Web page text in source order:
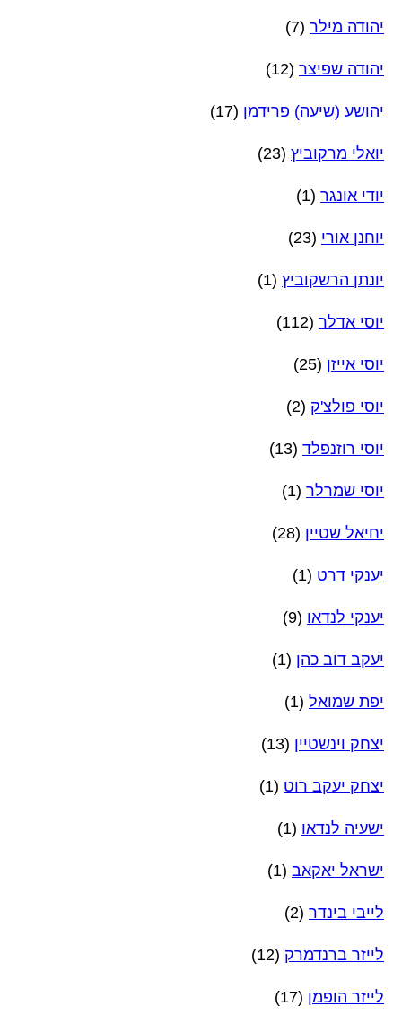
יהודה מילר (7)
יהודה שפיצר (12)
יהושע (שיעה) פרידמן (17)
יואלי מרקוביץ (23)
יודי אונגר (1)
יוחנן אורי (23)
יונתן הרשקוביץ (1)
יוסי אדלר (112)
יוסי אייזן (25)
יוסי פולצ'ק (2)
יוסי רוזנפלד (13)
יוסי שמרלר (1)
יחיאל שטיין (28)
יענקי דרט (1)
יענקי לנדאו (9)
יעקב דוב כהן (1)
יפת שמואל (1)
יצחק וינשטיין (13)
יצחק יעקב רוט (1)
ישעיה לנדאו (1)
ישראל יאקאב (1)
לייבי בינדר (2)
לייזר ברנדמרק (12)
לייזר הופמן (17)